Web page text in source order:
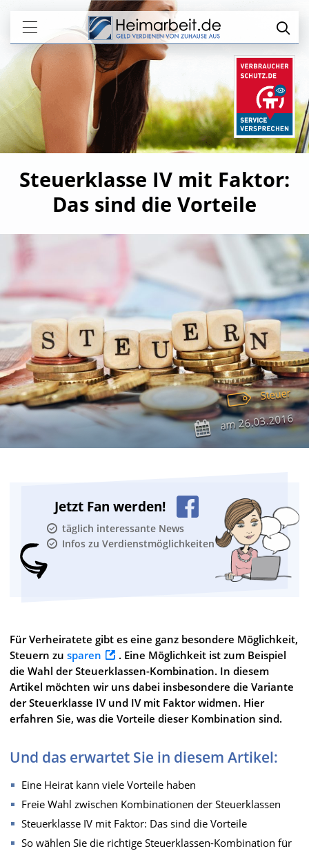
Steuerklasse IV mit Faktor:
Das sind die Vorteile
Steuer
am26.03.2016
Jetzt Fan werden!
täglich interessante News
Infos zu Verdienstmöglichkeiten
Für Verheiratete gibt es eine ganz besondere Möglichkeit,
Steuern zu sparen
. Eine Möglichkeit ist zum Beispiel
die Wahl der Steuerklassen-Kombination. In diesem
Artikel möchten wir uns dabei insbesondere die Variante
der Steuerklasse IV und IV mit Faktor widmen. Hier
erfahren Sie, was die Vorteile dieser Kombination sind.
Und das erwartet Sie in diesem Artikel:
Eine Heirat kann viele Vorteile haben
Freie Wahl zwischen Kombinationen der Steuerklassen
Steuerklasse IV mit Faktor: Das sind die Vorteile
So wählen Sie die richtige Steuerklassen-Kombination für